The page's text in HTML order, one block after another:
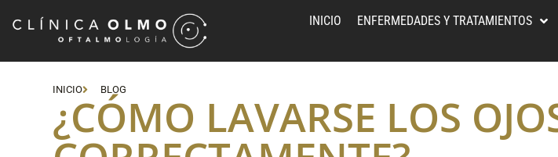
INICIO ENFERMEDADES Y TRATAMIENTOS
INICIO BLOG
¿CÓMO LAVARSE LOS